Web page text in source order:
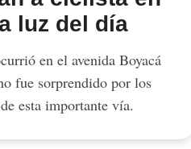
luz del día
en el avenida Boyacá
fue sorprendido por los
esta importante vía.